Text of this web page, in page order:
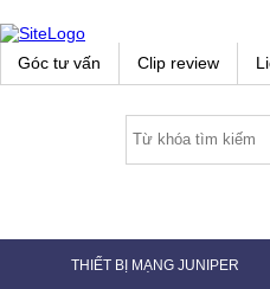
Góc tư vấn Clip review
THIẾT BỊ MẠNG JUNIPER